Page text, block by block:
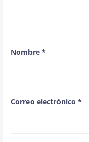
Nombre *
Correo electrónico *